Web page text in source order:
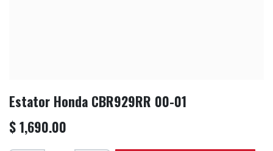
Estator Honda CBR929RR 00-01
$1,690.00